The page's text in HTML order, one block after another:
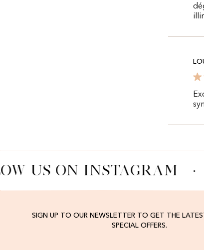
US ON INSTAGRAM
SIGN UP TO OUR NEWSLETTER TO GET THE
SPECIAL OFFERS.